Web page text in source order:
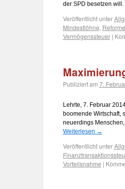
der SPD besetzen
Veröffentlicht unter
Mindestlöhne,
Vermögenssteuer |
Publiziert am 7.
Lehrte, 7. Februar
boomende Wirtschaft,
neuerdings
Weiterlesen →
Veröffentlicht unter
Vorteilsnahme |